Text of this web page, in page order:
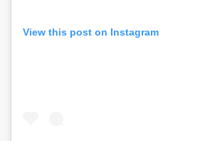
View this post on Instagram